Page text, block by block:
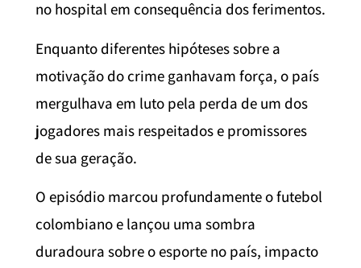
no hospital em consequência dos ferimentos.
Enquanto diferentes hipóteses sobre a
motivação do crime ganhavam força, o país
mergulhava em luto pela perda de um dos
jogadores mais respeitados e promissores
de sua geração.
O episódio marcou profundamente o futebol
colombiano e lançou uma sombra
duradoura sobre o esporte no país, impacto